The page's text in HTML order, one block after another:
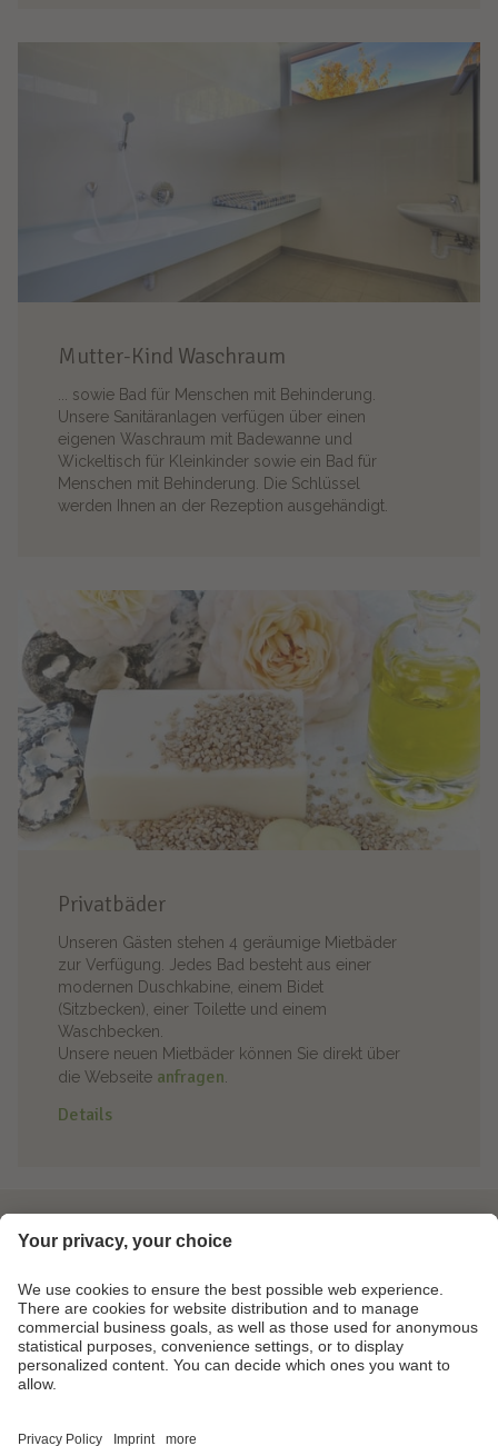
Mutter-Kind Waschraum
... sowie Bad für Menschen mit Behinderung.
Unsere Sanitäranlagen verfügen über einen
eigenen Waschraum mit Badewanne und
Wickeltisch für Kleinkinder sowie ein Bad für
Menschen mit Behinderung. Die Schlüssel
werden Ihnen an der Rezeption ausgehändigt.
Privatbäder
Unseren Gästen stehen 4 geräumige Mietbäder
zur Verfügung. Jedes Bad besteht aus einer
modernen Duschkabine, einem Bidet
(Sitzbecken), einer Toilette und einem
Waschbecken.
Unsere neuen Mietbäder können Sie direkt über
die Webseite anfragen
Details
Info & Service
Magazin
Kontakt